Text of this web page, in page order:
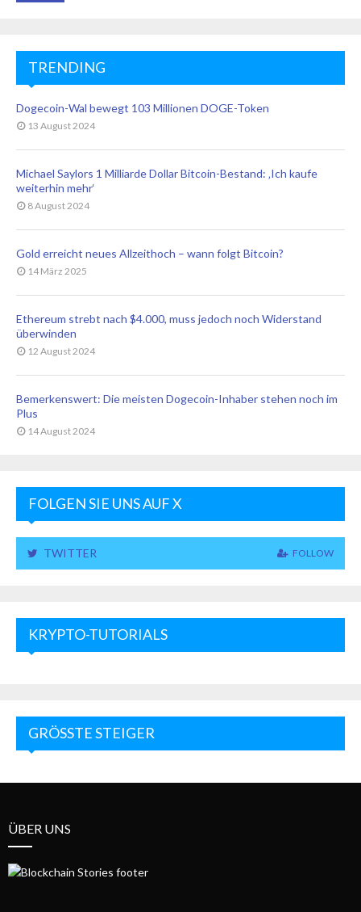
TRENDING
Dogecoin-Wal bewegt 103 Millionen DOGE-Token
13 August 2024
Michael Saylors 1 Milliarde Dollar Bitcoin-Bestand: ‚Ich kaufe
weiterhin mehr‘
8 August 2024
Gold erreicht neues Allzeithoch – wann folgt Bitcoin?
14 März 2025
Ethereum strebt nach $4.000, muss jedoch noch Widerstand
überwinden
12 August 2024
Bemerkenswert: Die meisten Dogecoin-Inhaber stehen noch im
Plus
14 August 2024
FOLGEN SIE UNS AUF X
TWITTER FOLLOW
KRYPTO-TUTORIALS
GRÖSSTE STEIGER
ÜBER UNS